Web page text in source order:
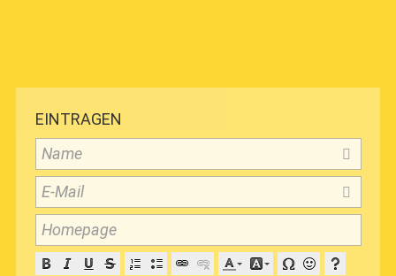
EINTRAGEN
Name
E-Mail
Homepage